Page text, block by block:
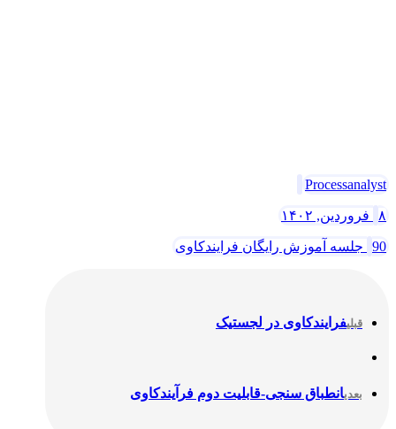
Processanalyst
۸ فروردین, ۱۴۰۲
90 جلسه آموزش رایگان فرایندکاوی
قبلیفرایندکاوی در لجستیک
بعدیانطباق سنجی-قابلیت دوم فرآیندکاوی